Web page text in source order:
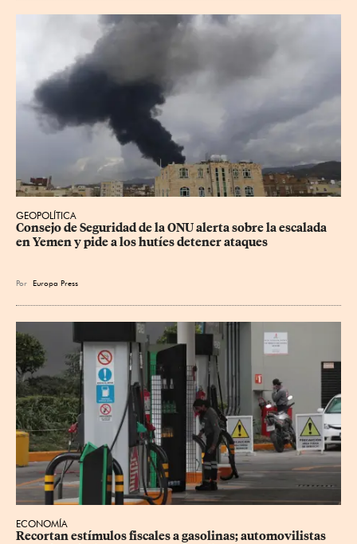
GEOPOLÍTICA
Consejo de Seguridad de la ONU alerta sobre la escalada
en Yemen y pide a los hutíes detener ataques
Por Europa Press
ECONOMÍA
Recortan estímulos fiscales a gasolinas; automovilistas